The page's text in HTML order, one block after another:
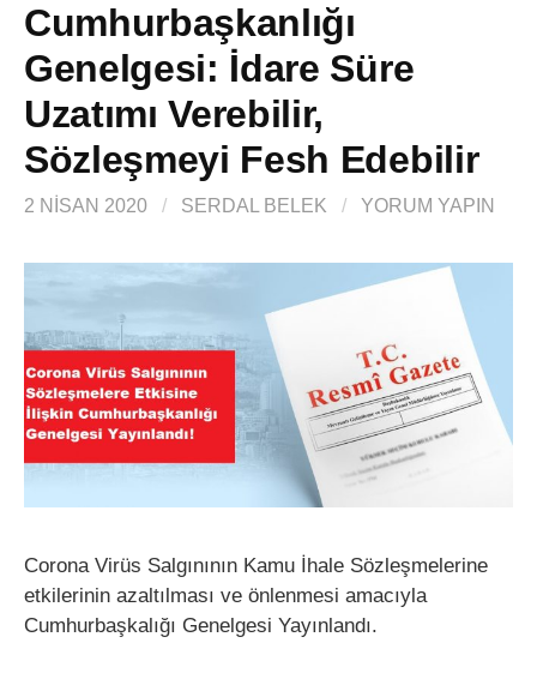
Cumhurbaşkanlığı
Genelgesi: İdare Süre
Uzatımı Verebilir,
Sözleşmeyi Fesh Edebilir
2 NISAN 2020 / SERDAL BELEK / YORUM YAPIN
Corona Virüs Salgınının Kamu İhale Sözleşmelerine
etkilerinin azaltılması ve önlenmesi amacıyla
Cumhurbaşkalığı Genelgesi Yayınlandı.